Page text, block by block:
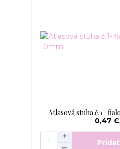
Atlasová stuha č.1-
0,47 €